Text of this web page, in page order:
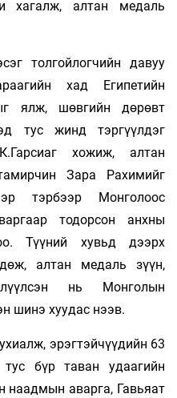
хагалж, алтан медаль
толгойлогчийн давуу
хад Египетийн
ялж, шөвгийн дөрөвт
тус жинд тэргүүлдэг
хожиж, алтан
Зара Рахимийг
тэрбээр Монголоос
тодорсон анхны
Түүний хувьд дээрх
алтан медаль зүүн,
нь Монголын
шинэ хуудас нээв.
эрэгтэйчүүдийн 63
бүр таван удаагийн
наадмын аварга, Гавьяат